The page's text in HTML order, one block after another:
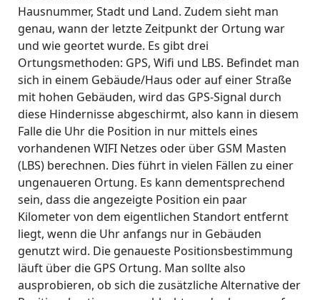
Hausnummer, Stadt und Land. Zudem sieht man
genau, wann der letzte Zeitpunkt der Ortung war
und wie geortet wurde. Es gibt drei
Ortungsmethoden: GPS, Wifi und LBS. Befindet man
sich in einem Gebäude/Haus oder auf einer Straße
mit hohen Gebäuden, wird das GPS-Signal durch
diese Hindernisse abgeschirmt, also kann in diesem
Falle die Uhr die Position in nur mittels eines
vorhandenen WIFI Netzes oder über GSM Masten
(LBS) berechnen. Dies führt in vielen Fällen zu einer
ungenaueren Ortung. Es kann dementsprechend
sein, dass die angezeigte Position ein paar
Kilometer von dem eigentlichen Standort entfernt
liegt, wenn die Uhr anfangs nur in Gebäuden
genutzt wird. Die genaueste Positionsbestimmung
läuft über die GPS Ortung. Man sollte also
ausprobieren, ob sich die zusätzliche Alternative der